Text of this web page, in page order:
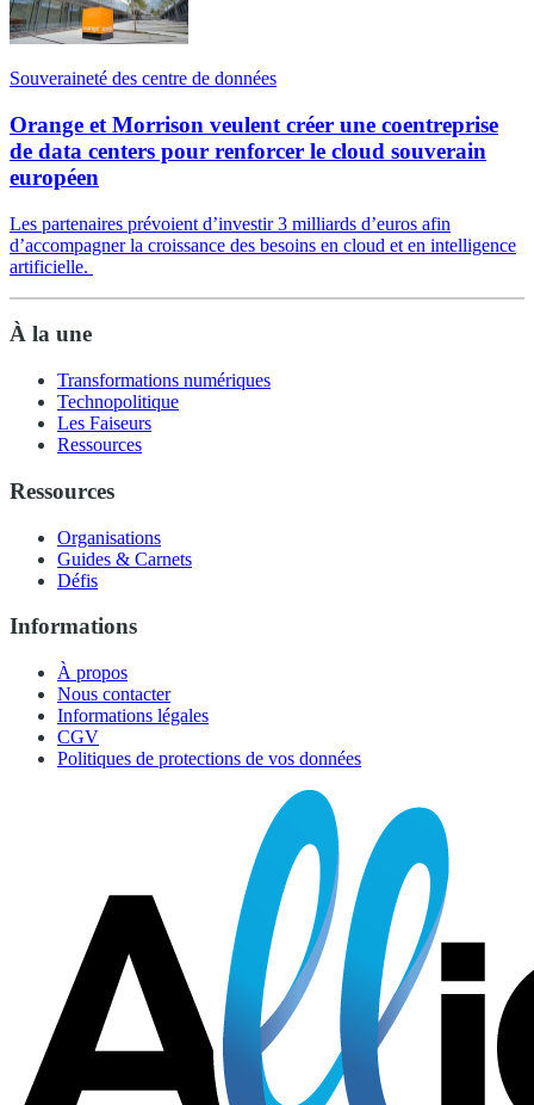
Souveraineté des centre de données
Orange et Morrison veulent créer une coentreprise
de data centers pour renforcer le cloud souverain
européen
Les partenaires prévoient d’investir 3 milliards d’euros afin
d’accompagner la croissance des besoins en cloud et en intelligence
artificielle.
À la une
Transformations numériques
Technopolitique
Les Faiseurs
Ressources
Ressources
Organisations
Guides & Carnets
Défis
Informations
À propos
Nous contacter
Informations légales
CGV
Politiques de protections de vos données